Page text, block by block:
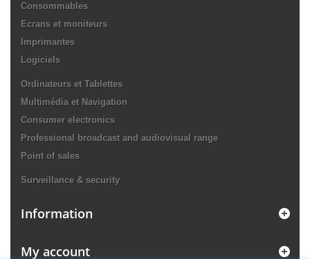
Consommables
Ecrans et moniteurs
Imprimantes
Logiciels
Ordinateurs et Tablettes
Multimédia et Navigation
Consumer electronics
Professional broadcast and audiovisual range
Point of sales
Surveillance & security
Information
My account